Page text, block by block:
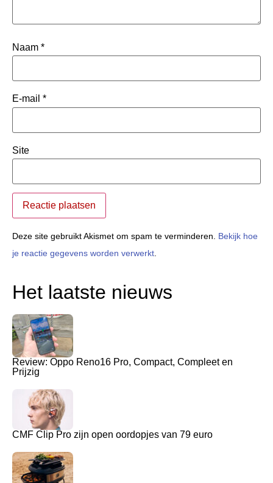
Naam *
E-mail *
Site
Deze site gebruikt Akismet om spam te verminderen. Bekijk hoe
je reactie gegevens worden verwerkt
Het laatste nieuws
Review: Oppo Reno16 Pro, Compact, Compleet en
Prijzig
CMF Clip Pro zijn open oordopjes van 79 euro